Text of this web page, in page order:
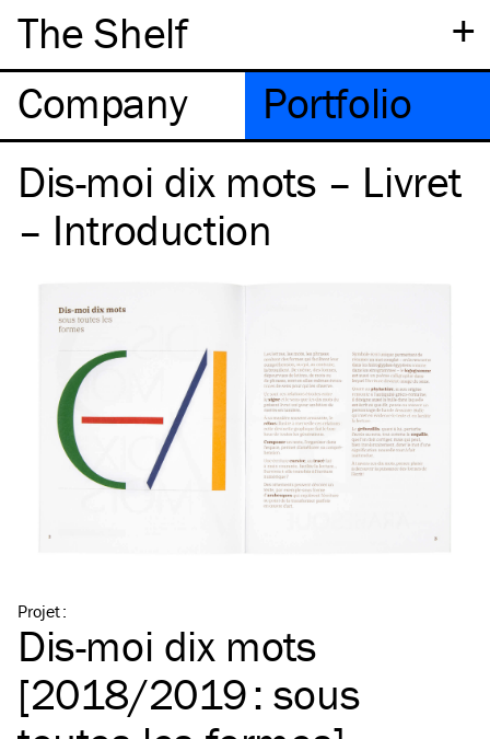
+
The Shelf
Company
Portfolio
Dis-moi dix mots – Livret
– Introduction
Projet:
Dis-moi dix mots
[2018/2019 : sous